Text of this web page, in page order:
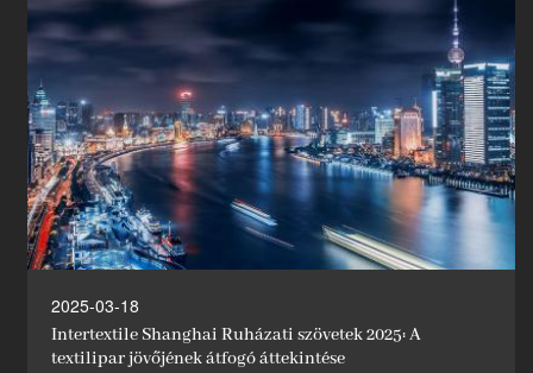
2025-03-18
Intertextile Shanghai Ruházati szövetek 2025: A
textilipar jövőjének átfogó áttekintése